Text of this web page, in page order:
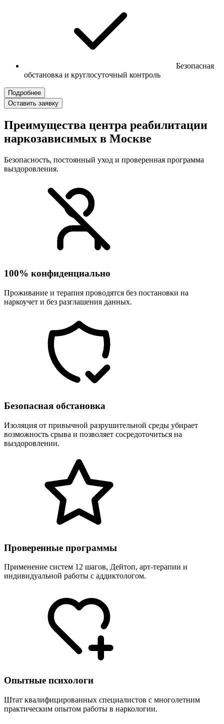
Безопасная
обстановка и круглосуточный контроль
Подробнее
Оставить заявку
Преимущества центра реабилитации
наркозависимых в Москве
Безопасность, постоянный уход и проверенная программа
выздоровления.
100% конфиденциально
Проживание и терапия проводятся без постановки на
наркоучет и без разглашения данных.
Безопасная обстановка
Изоляция от привычной разрушительной среды убирает
возможность срыва и позволяет сосредоточиться на
выздоровлении.
Проверенные программы
Применение систем 12 шагов, Дейтоп, арт-терапии и
индивидуальной работы с аддиктологом.
Опытные психологи
Штат квалифицированных специалистов с многолетним
практическим опытом работы в наркологии.